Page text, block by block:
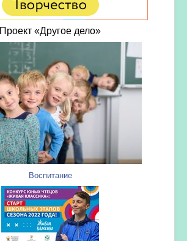
Проект «Другое дело»
Воспитание